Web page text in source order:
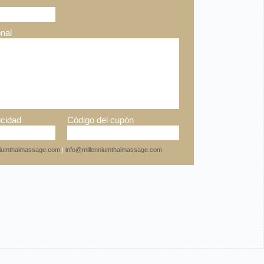
Código del cupón
info@millenniumthaimassage.com